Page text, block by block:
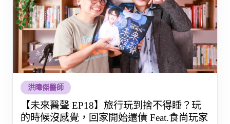
洪暐傑醫師
【未來醫聲 EP18】旅行玩到捨不得睡？玩
的時候沒感覺，回家開始還債 Feat.食尚玩家